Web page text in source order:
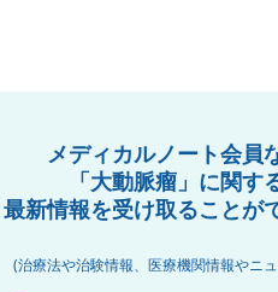
メディカルノート会員
「大動脈瘤」に関す
最新情報を受け取ることが
(治療法や治験情報、医療機関情報やニ